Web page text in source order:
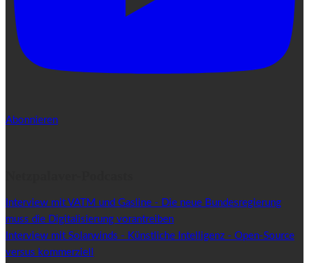
Abonnieren
Interview mit VATM und Gasline - Die neue Bundesregierung
muss die Digitalisierung vorantreiben
Interview mit Solarwinds - Künstliche Intelligenz - Open-Source
versus kommerziell